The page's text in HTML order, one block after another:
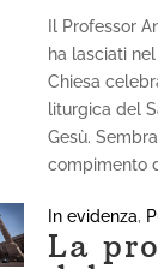
Il Professor
ha lasciati
Chiesa
liturgica del
Gesù.
compimento
In evidenza,
La